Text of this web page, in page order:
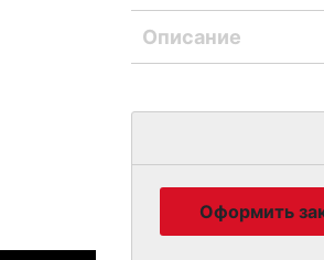
Описание
Технический люк
огни, тормоза и
оснащения
1050/50R32. Такая
Может быть
насосными
Оформить